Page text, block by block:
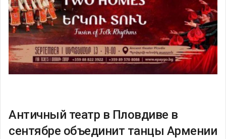
Античный театр в Пловдиве в
сентябре объединит танцы Армении